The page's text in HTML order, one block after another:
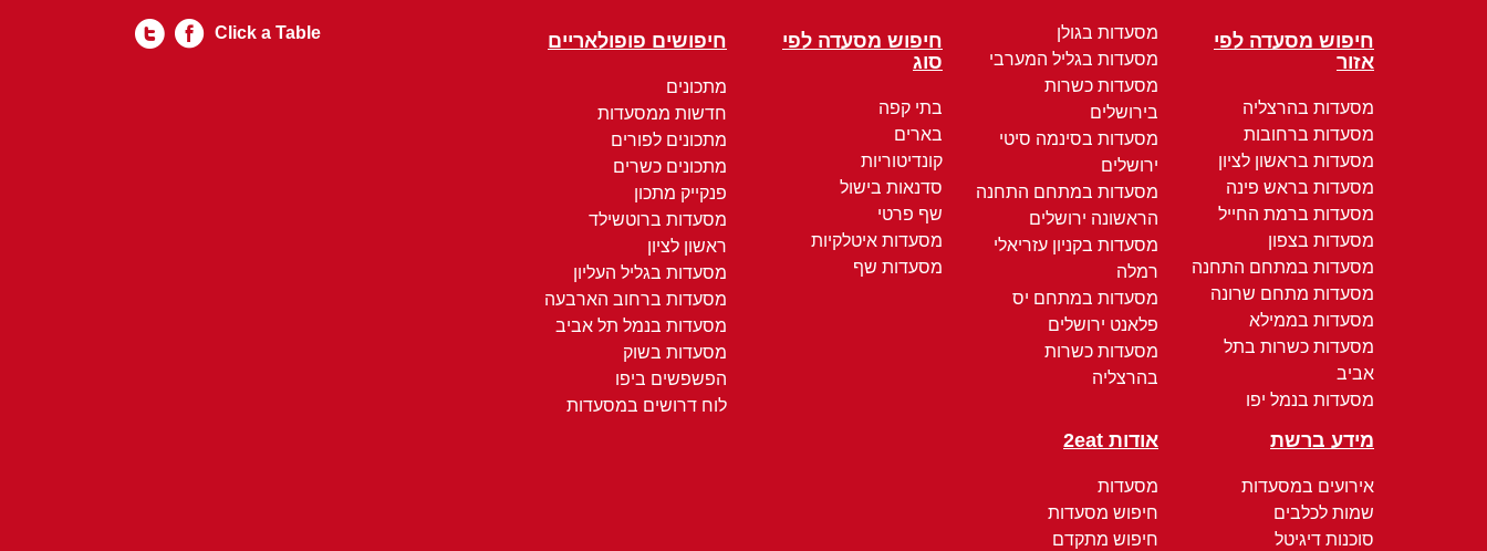
חיפוש מסעדה לפי
אזור
מסעדות בהרצליה
מסעדות ברחובות
מסעדות בראשון לציון
מסעדות בראש פינה
מסעדות ברמת החייל
מסעדות בצפון
מסעדות במתחם התחנה
מסעדות מתחם שרונה
מסעדות בממילא
מסעדות כשרות בתל
אביב
מסעדות בנמל יפו
מסעדות בגולן
מסעדות בגליל המערבי
מסעדות כשרות
בירושלים
מסעדות בסינמה סיטי
ירושלים
מסעדות במתחם התחנה
הראשונה ירושלים
מסעדות בקניון עזריאלי
רמלה
מסעדות במתחם יס
פלאנט ירושלים
מסעדות כשרות
בהרצליה
חיפוש מסעדה לפי
סוג
בתי קפה
בארים
קונדיטוריות
סדנאות בישול
שף פרטי
מסעדות איטלקיות
מסעדות שף
חיפושים פופולאריים
מתכונים
חדשות ממסעדות
מתכונים לפורים
מתכונים כשרים
פנקייק מתכון
מסעדות ברוטשילד
ראשון לציון
מסעדות בגליל העליון
מסעדות ברחוב הארבעה
מסעדות בנמל תל אביב
מסעדות בשוק
הפשפשים ביפו
לוח דרושים במסעדות
מידע ברשת
אירועים במסעדות
שמות לכלבים
סוכנות דיגיטל
אודות 2eat
מסעדות
חיפוש מסעדות
חיפוש מתקדם
Click a Table